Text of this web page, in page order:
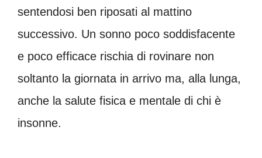
sentendosi ben riposati al mattino
successivo. Un sonno poco soddisfacente
e poco efficace rischia di rovinare non
soltanto la giornata in arrivo ma, alla lunga,
anche la salute fisica e mentale di chi è
insonne.